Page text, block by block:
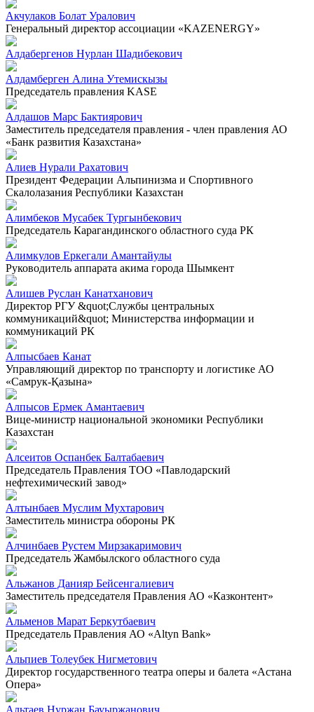
Акчулаков Болат Уралович
Генеральный директор ассоциации «KAZENERGY»
Алдабергенов Нурлан Шадибекович
Алдамберген Алина Утемискызы
Председатель правления KASE
Алдашов Марс Бактиярович
Заместитель председателя правления - член правления АО
«Банк развития Казахстана»
Алиев Нурали Рахатович
Президент Федерации Альпинизма и Спортивного
Скалолазания Республики Казахстан
Алимбеков Мусабек Тургынбекович
Председатель Карагандинского областного суда РК
Алимкулов Еркегали Амантайулы
Руководитель аппарата акима города Шымкент
Алишев Руслан Канатханович
Директор РГУ &quot;Службы центральных
коммуникаций&quot; Министерства информации и
коммуникаций РК
Алпысбаев Канат
Управляющий директор по транспорту и логистике АО
«Самрук-Қазына»
Алпысов Ермек Амантаевич
Вице-министр национальной экономики Республики
Казахстан
Алсеитов Оспанбек Балтабаевич
Председатель Правления ТОО «Павлодарский
нефтехимический завод»
Алтынбаев Муслим Мухтарович
Заместитель министра обороны РК
Алчинбаев Рустем Мирзакаримович
Председатель Жамбылского областного суда
Альжанов Данияр Бейсенгалиевич
Заместитель председателя Правления АО «Казконтент»
Альменов Марат Беркутбаевич
Председатель Правления АО «Altyn Bank»
Альпиев Толеубек Нигметович
Директор государственного театра оперы и балета «Астана
Опера»
Альтаев Нуржан Бауыржанович